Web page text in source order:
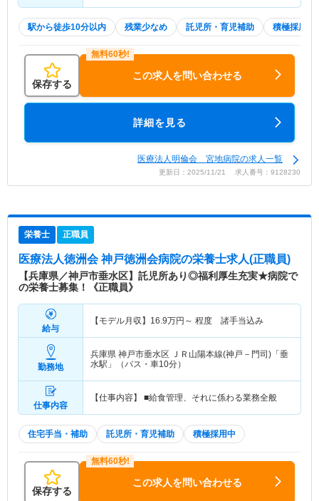
駅から徒歩10分以内 残業少なめ 託児所・育児補助 積極採用中
保存する
この求人を問い合わせる
詳細を見る
医療法人明倫会 宮地病院の求人一覧
更新日：2025/11/21 求人番号：9128230
栄養士 正職員
医療法人徳洲会 神戸徳洲会病院の栄養士求人(正職員)
【兵庫県／神戸市垂水区】託児所あり◎福利厚生充実★病院で
の栄養士募集！《正職員》
給与
【モデル月収】 16.9万円～ 程度 諸手当込み
勤務地
兵庫県 神戸市垂水区 ＪＲ山陽本線(神戸－門司)「垂
水駅」（バス・車10分）
仕事内容
【仕事内容】 ■給食管理、それに係わる業務全般
住宅手当・補助 託児所・育児補助 積極採用中
保存する
この求人を問い合わせる